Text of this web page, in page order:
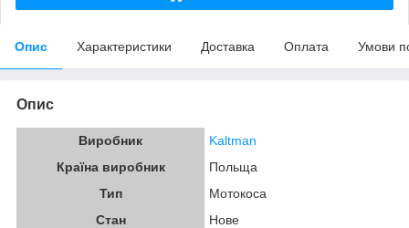
Опис Характеристики Доставка Оплата Умови
Опис
Виробник
Kaltman
Країна виробник
Польща
Тип
Мотокоса
Стан
Нове